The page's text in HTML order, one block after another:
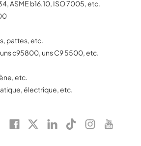
ASME b16.10, ISO 7005, etc.
pattes, etc.
uns c95800, uns C9 5500, etc.
etc.
électrique, etc.